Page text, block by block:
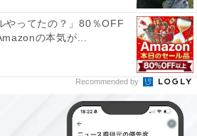
やってたの？」80％OFF
の本気が...
Recommended by